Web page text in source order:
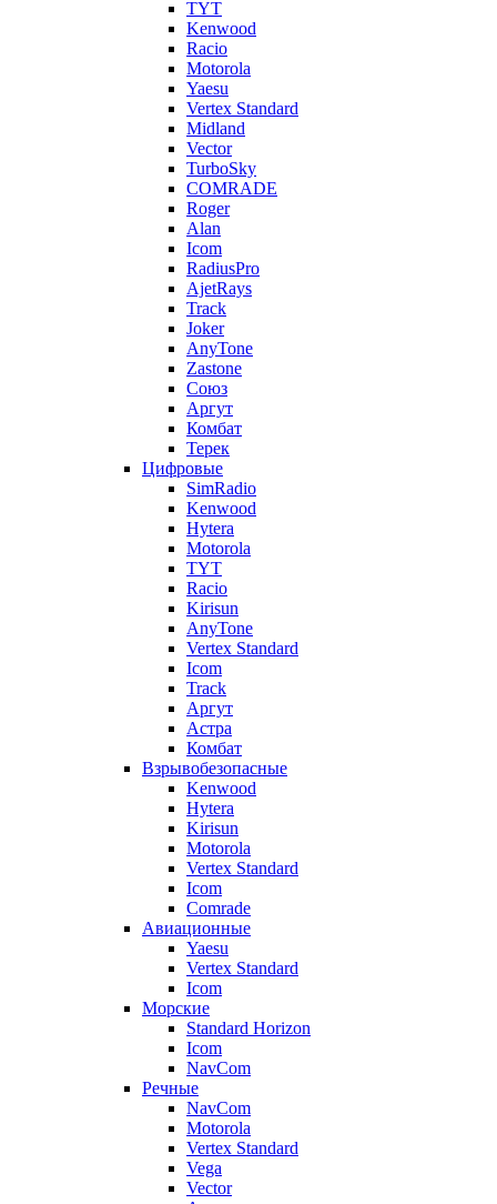
TYT
Kenwood
Racio
Motorola
Yaesu
Vertex Standard
Midland
Vector
TurboSky
COMRADE
Roger
Alan
Icom
RadiusPro
AjetRays
Track
Joker
AnyTone
Zastone
Союз
Аргут
Комбат
Терек
Цифровые
SimRadio
Kenwood
Hytera
Motorola
TYT
Racio
Kirisun
AnyTone
Vertex Standard
Icom
Track
Аргут
Астра
Комбат
Взрывобезопасные
Kenwood
Hytera
Kirisun
Motorola
Vertex Standard
Icom
Comrade
Авиационные
Yaesu
Vertex Standard
Icom
Морские
Standard Horizon
Icom
NavCom
Речные
NavCom
Motorola
Vertex Standard
Vega
Vector